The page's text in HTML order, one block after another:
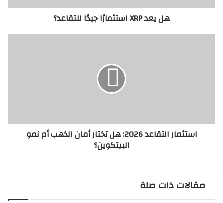
هل يعد XRP استثمارًا جيدًا للتقاعد؟
نمو
البيتكوين؟
استثمار التقاعد 2026: هل تختار أمان الذهب أم نمو
البيتكوين؟
مقالات ذات صلة